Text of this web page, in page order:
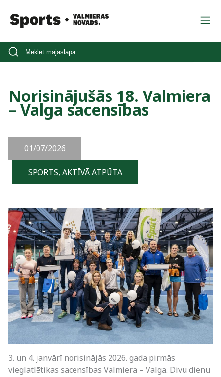
Norisinājušās 18. Valmiera
– Valga sacensības
01/07/2026
SPORTS, AKTĪVĀ ATPŪTA
3. un 4. janvārī norisinājās 2026. gada pirmās
vieglatlētikas sacensības Valmiera – Valga. Divu dienu